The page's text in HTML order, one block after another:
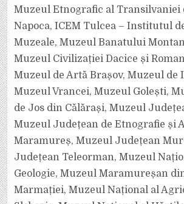
Muzeul Etnografic al Transilvaniei
Napoca, ICEM Tulcea – Institutul
Muzeale, Muzeul Banatului
Muzeul Civilizației Dacice și
Muzeul de Artă Brașov, Muzeul de
Muzeul Vrancei, Muzeul Golești,
de Jos din Călărași, Muzeul
Muzeul Județean de Etnografie și
Maramureș, Muzeul Județean
Județean Teleorman, Muzeul
Geologie, Muzeul Maramureșan
Marmației, Muzeul Național al